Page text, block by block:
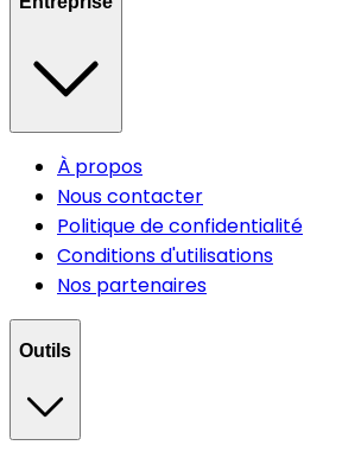
À propos
Nous contacter
Politique de confidentialité
Conditions d'utilisations
Nos partenaires
Outils